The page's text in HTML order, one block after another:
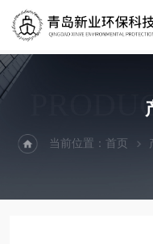
当前位置：首页